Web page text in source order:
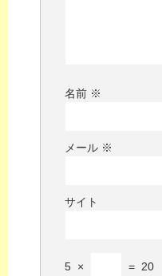
名前 ※
メール ※
サイト
5 × = 20